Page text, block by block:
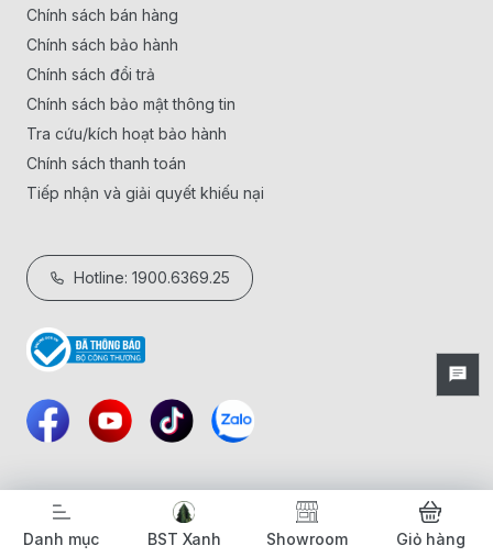
Elmich là thương hiệu gia dụng đến từ Cộng hòa Séc, đã có
Việt Nam, được người tiêu dùng tin tưởng.
Chính sách bán hàng
Chính sách bảo hành
Chính sách đổi trả
Chính sách bảo mật thông tin
Tra cứu/kích hoạt bảo hành
Chính sách thanh toán
Tiếp nhận và giải quyết khiếu nại
Hotline: 1900.6369.25
Danh mục BST Xanh Showroom Giỏ hàng